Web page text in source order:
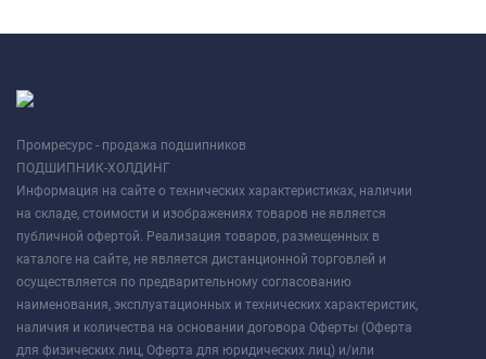
Промресурс - продажа подшипников
ПОДШИПНИК-ХОЛДИНГ
Информация на сайте о технических характеристиках, наличии
на складе, стоимости и изображениях товаров не является
публичной офертой. Реализация товаров, размещенных в
каталоге на сайте, не является дистанционной торговлей и
осуществляется по предварительному согласованию
наименования, эксплуатационных и технических характеристик,
наличия и количества на основании договора Оферты (Оферта
для физических лиц, Оферта для юридических лиц) и/или